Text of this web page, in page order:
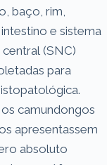
baço, rim,
e sistema
(SNC)
para
camundongos
apresentassem
absoluto